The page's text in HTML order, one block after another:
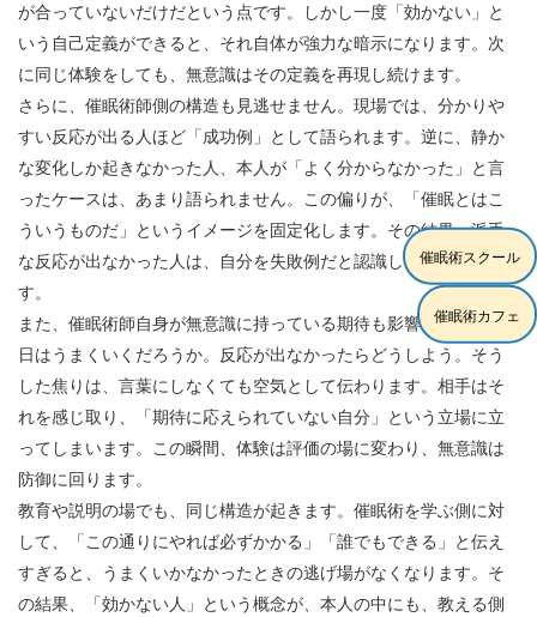
が合っていないだけだという点です。しかし一度「効かない」と
いう自己定義ができると、それ自体が強力な暗示になります。次
に同じ体験をしても、無意識はその定義を再現し続けます。
さらに、催眠術師側の構造も見逃せません。現場では、分かりや
すい反応が出る人ほど「成功例」として語られます。逆に、静か
な変化しか起きなかった人、本人が「よく分からなかった」と言
ったケースは、あまり語られません。この偏りが、「催眠とはこ
ういうものだ」というイメージを固定化します。その結果、派手
な反応が出なかった人は、自分を失敗例だと認識しやすくなりま
す。
また、催眠術師自身が無意識に持っている期待も影響します。今
日はうまくいくだろうか。反応が出なかったらどうしよう。そう
した焦りは、言葉にしなくても空気として伝わります。相手はそ
れを感じ取り、「期待に応えられていない自分」という立場に立
ってしまいます。この瞬間、体験は評価の場に変わり、無意識は
防御に回ります。
教育や説明の場でも、同じ構造が起きます。催眠術を学ぶ側に対
して、「この通りにやれば必ずかかる」「誰でもできる」と伝え
すぎると、うまくいかなかったときの逃げ場がなくなります。そ
の結果、「効かない人」という概念が、本人の中にも、教える側
催眠術スクール
催眠術カフェ